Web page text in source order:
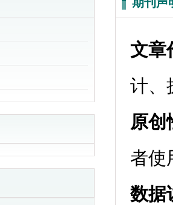
文章
计、
原创
者使
数据